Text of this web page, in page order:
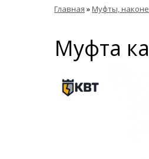
Главная »Муфты,
Муфта